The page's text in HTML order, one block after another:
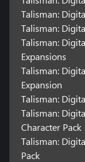
Talisman:
Talisman:
Talisman:
Expansions
Talisman:
Expansion
Talisman:
Talisman:
Character Pack
Talisman:
Pack